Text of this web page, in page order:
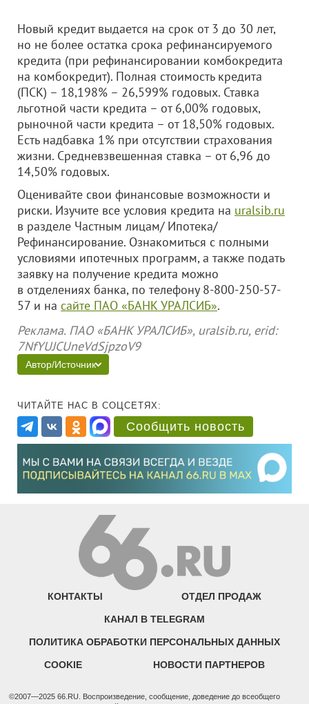
Новый кредит выдается на срок от 3 до 30 лет,
но не более остатка срока рефинансируемого
кредита (при рефинансировании комбокредита
на комбокредит). Полная стоимость кредита
(ПСК) – 18,198% – 26,599% годовых. Ставка
льготной части кредита – от 6,00% годовых,
рыночной части кредита – от 18,50% годовых.
Есть надбавка 1% при отсутствии страхования
жизни. Средневзвешенная ставка – от 6,96 до
14,50% годовых.
Оценивайте свои финансовые возможности и
риски. Изучите все условия кредита на uralsib.ru
в разделе Частным лицам/ Ипотека/
Рефинансирование. Ознакомиться с полными
условиями ипотечных программ, а также подать
заявку на получение кредита можно
в отделениях банка, по телефону 8-800-250-57-
57 и на сайте ПАО «БАНК УРАЛСИБ».
Реклама. ПАО «БАНК УРАЛСИБ», uralsib.ru, erid:
7NfYUJCUneVdSjpzoV9
Автор/Источник
ЧИТАЙТЕ НАС В СОЦСЕТЯХ:
Сообщить новость
КОНТАКТЫ ОТДЕЛ ПРОДАЖ
КАНАЛ В TELEGRAM
ПОЛИТИКА ОБРАБОТКИ ПЕРСОНАЛЬНЫХ ДАННЫХ
COOKIE НОВОСТИ ПАРТНЕРОВ
©2007—2025 66.RU. Воспроизведение, сообщение, доведение до всеобщего